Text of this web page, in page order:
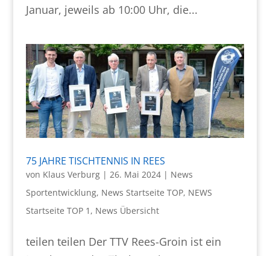
Januar, jeweils ab 10:00 Uhr, die...
75 JAHRE TISCHTENNIS IN REES
von Klaus Verburg| 26. Mai 2024| News
Sportentwicklung, News Startseite TOP, NEWS
Startseite TOP 1 , News Übersicht
teilen teilen Der TTV Rees-Groin ist ein